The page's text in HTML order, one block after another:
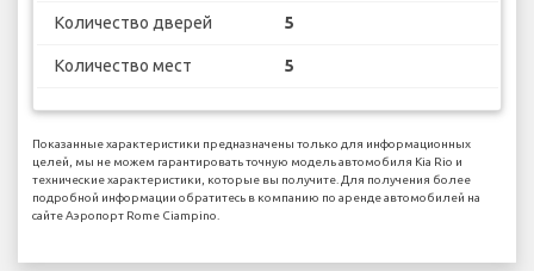
Количество дверей 5
Количество мест 5
Показанные характеристики предназначены только для информационных
целей, мы не можем гарантировать точную модель автомобиля Kia Rio и
технические характеристики, которые вы получите. Для получения более
подробной информации обратитесь в компанию по аренде автомобилей на
сайте Аэропорт Rome Ciampino.